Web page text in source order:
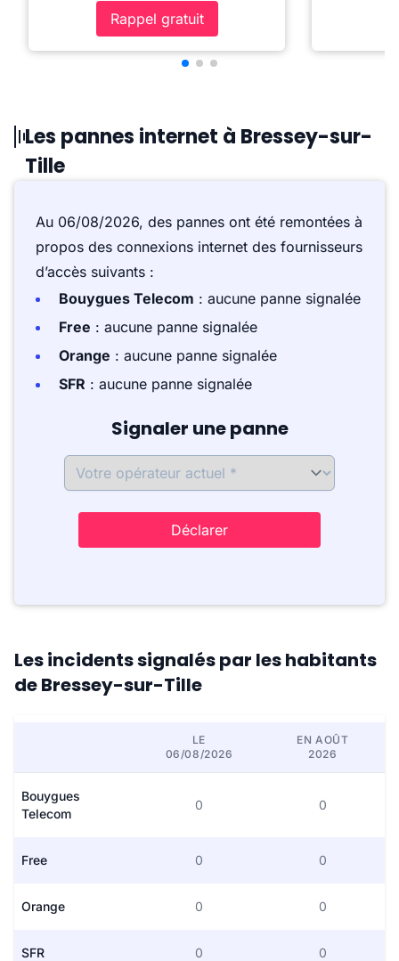
Rappel gratuit
Les pannes internet à Bressey-sur-
Tille
Au 06/08/2026, des pannes ont été remontées à
propos des connexions internet des fournisseurs
d’accès suivants :
Bouygues Telecom : aucune panne signalée
Free : aucune panne signalée
Orange : aucune panne signalée
SFR : aucune panne signalée
Signaler une panne
Déclarer
Les incidents signalés par les habitants
de Bressey-sur-Tille
LE
06/08/2026
EN AOÛT
2026
Bouygues
Telecom
0 0
Free 0 0
Orange 0 0
SFR 0 0